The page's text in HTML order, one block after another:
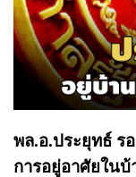
พล.อ.ประยุทธ์ ร
การอยู่อาศัยใน